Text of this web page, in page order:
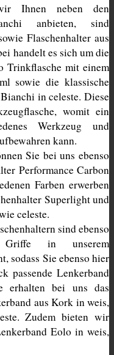
Ihnen neben den
anbieten, sind
Flaschenhalter aus
handelt es sich um die
Trinkflasche mit einem
sowie die klassische
in celeste. Diese
womit ein
Werkzeug und
kann.
Sie bei uns ebenso
Performance Carbon
Farben erwerben
Superlight und
celeste.
sind ebenso
Griffe in unserem
sodass Sie ebenso hier
passende Lenkerband
erhalten bei uns das
aus Kork in weis,
Zudem bieten wir
Eolo in weis,